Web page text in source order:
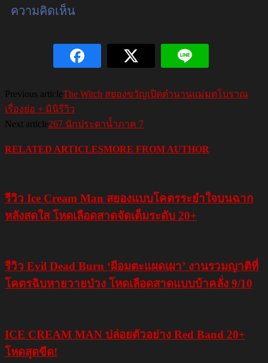
ความคิดเห็น
Previous articleThe Witch สยองขวัญเปิดตำนานแม่มดโบราณ
เรื่องย่อ + มินิรีวิว
Next article267 นักประดาน้ำภาค 7
RELATED ARTICLESMORE FROM AUTHOR
รีวิว Ice Cream Man สยองแบบโคตรระยำใจบนฉาก
หลังสดใส โหดเลือดสาดจัดเต็มระดับ 20+
รีวิว Evil Dead Burn ‘ผีอมตะแผดเผา’ งานรวมญาติที่
โคตรฉิบหายวายป่วง โหดเลือดสาดแบบบ้าคลั่ง 9/10
ICE CREAM MAN ปล่อยตัวอย่าง Red Band 20+
โหดสุดขีด!